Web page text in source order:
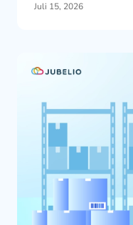
Juli 15, 2026